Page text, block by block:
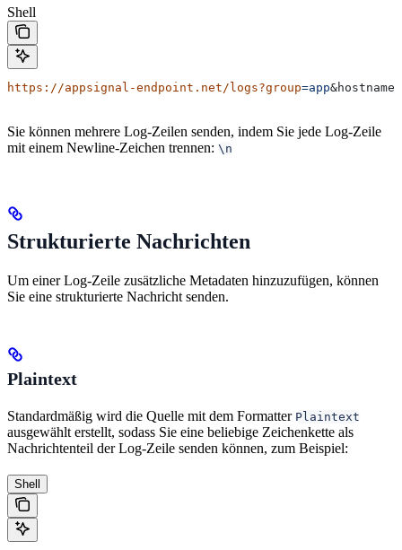
Shell
https://appsignal-endpoint.net/logs?group=app&hostname
Sie können mehrere Log-Zeilen senden, indem Sie jede Log-Zeile
mit einem Newline-Zeichen trennen: \n
Strukturierte Nachrichten
Um einer Log-Zeile zusätzliche Metadaten hinzuzufügen, können
Sie eine strukturierte Nachricht senden.
Plaintext
Standardmäßig wird die Quelle mit dem Formatter Plaintext
ausgewählt erstellt, sodass Sie eine beliebige Zeichenkette als
Nachrichtenteil der Log-Zeile senden können, zum Beispiel:
Shell